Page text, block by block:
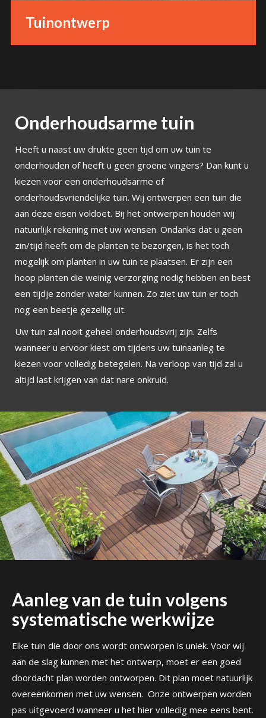
Tuinontwerp
Onderhoudsarme tuin
Heeft u naast uw drukte geen tijd om uw tuin te
onderhouden of heeft u geen groene vingers? Dan kunt u
kiezen voor een onderhoudsarme of
onderhoudsvriendelijke tuin. Wij ontwerpen een tuin die
aan deze eisen voldoet. Bij het ontwerpen houden wij
natuurlijk rekening met uw wensen. Ondanks dat u geen
zin/tijd heeft om de planten te bezorgen, is het toch
mogelijk om planten in uw tuin te plaatsen. Er zijn een
hoop planten die weinig verzorging nodig hebben en best
een tijdje zonder water kunnen. Zo ziet uw tuin er toch
nog een beetje gezellig uit.
Uw tuin zal nooit geheel onderhoudsvrij zijn. Zelfs
wanneer u ervoor kiest om tijdens uw tuinaanleg te
kiezen voor volledig betegelen. Na verloop van tijd zal u
altijd last krijgen van dat nare onkruid.
Aanleg van de tuin volgens
systematische werkwijze
Elke tuin die door ons wordt ontworpen is uniek. Voor wij
aan de slag kunnen met het ontwerp, moet er een goed
doordacht plan worden ontworpen. Dit plan moet natuurlijk
overeenkomen met uw wensen. Onze ontwerpen worden
pas uitgevoerd wanneer u het hier volledig mee eens bent.